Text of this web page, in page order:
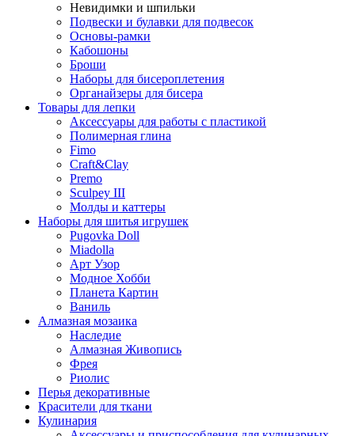
Невидимки и шпильки
Подвески и булавки для подвесок
Основы-рамки
Кабошоны
Броши
Наборы для бисероплетения
Органайзеры для бисера
Товары для лепки
Аксессуары для работы с пластикой
Полимерная глина
Fimo
Craft&Clay
Premo
Sculpey III
Молды и каттеры
Наборы для шитья игрушек
Pugovka Doll
Miadolla
Арт Узор
Модное Хобби
Планета Картин
Ваниль
Алмазная мозаика
Наследие
Алмазная Живопись
Фрея
Риолис
Перья декоративные
Красители для ткани
Кулинария